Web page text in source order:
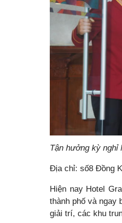
Tận hưởng kỳ nghỉ
Địa chỉ: số8 Đồng
Hiện nay Hotel
thành phố và ngay
giải trí, các khu